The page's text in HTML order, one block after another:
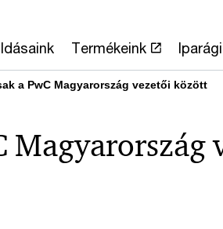
Termékeink
a PwC Magyarország vezetői között
Magyarország